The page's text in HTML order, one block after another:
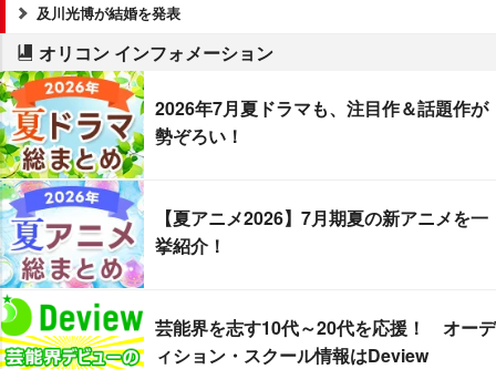
及川光博が結婚を発表
オリコン インフォメーション
2026年7月夏ドラマも、注目作＆話題作が
勢ぞろい！
【夏アニメ2026】7月期夏の新アニメを一
挙紹介！
芸能界を志す10代～20代を応援！ オーデ
ィション・スクール情報はDeview